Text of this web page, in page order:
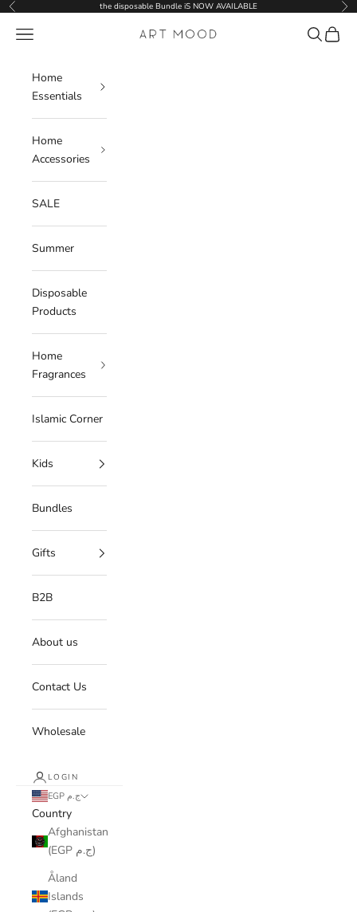
Skip to content
Previous the disposable Bundle iS NOW AVAILABLE
ART MOOD
Navigation menu Search
Cart
Home
Essentials
Home
Accessories
SALE
Summer
Disposable
Products
Home
Fragrances
Islamic Corner
Kids
Bundles
Gifts
B2B
About us
Contact Us
Wholesale
LOGIN
EGP ج.م
Country
Afghanistan
(EGP ج.م)
Åland
Islands